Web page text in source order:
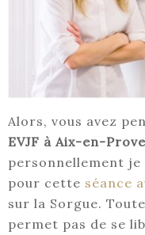
Alors, vous avez
EVJF à Aix-en-
personnellement
pour cette séance
sur la Sorgue.
permet pas de se